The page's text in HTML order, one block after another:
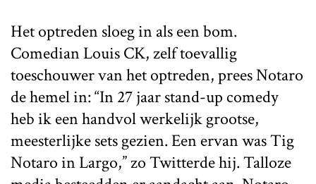
Het optreden sloeg in als een bom.
Comedian Louis CK, zelf toevallig
toeschouwer van het optreden, prees Notaro
de hemel in: “In 27 jaar stand-up comedy
heb ik een handvol werkelijk grootse,
meesterlijke sets gezien. Een ervan was Tig
Notaro in Largo,” zo Twitterde hij. Talloze